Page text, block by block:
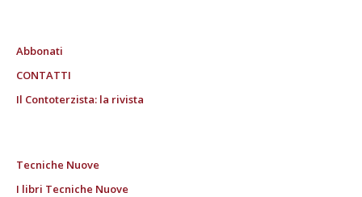
Abbonati
CONTATTI
Il Contoterzista: la rivista
Tecniche Nuove
I libri Tecniche Nuove